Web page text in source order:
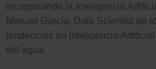
incorporando la Inteligencia
Manuel García, Data Scientist de
tendencias en Inteligencia
del agua.